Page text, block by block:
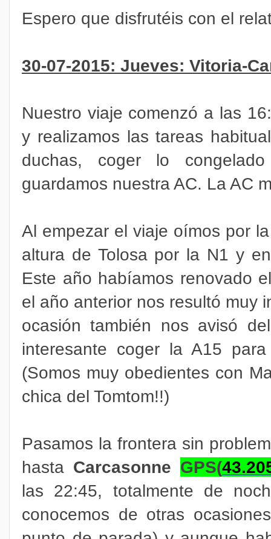
Espero que disfrutéis con el
30-07-2015: Jueves: Vitoria-
Nuestro viaje comenzó a las
y realizamos las tareas
duchas, coger lo
guardamos nuestra AC. La AC
Al empezar el viaje oímos por
altura de Tolosa por la N1 y
Este año habíamos renovado
el año anterior nos resultó muy
ocasión también nos avisó
interesante coger la A15
(Somos muy obedientes con
chica del Tomtom!!)
Pasamos la frontera sin
hasta Carcasonne GPS(
las 22:45, totalmente de
conocemos de otras